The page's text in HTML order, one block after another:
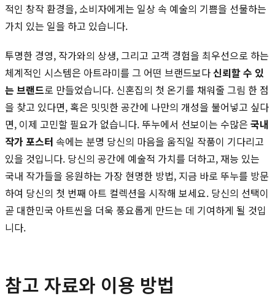
적인 창작 환경을, 소비자에게는 일상 속 예술의 기쁨을 선물하는
가치 있는 일을 하고 있습니다.
투명한 경영, 작가와의 상생, 그리고 고객 경험을 최우선으로 하는
체계적인 시스템은 아트라미를 그 어떤 브랜드보다신뢰할 수 있
는 브랜드로 만들었습니다. 신혼집의 첫 온기를 채워줄 그림 한 점
을 찾고 있다면, 혹은 밋밋한 공간에 나만의 개성을 불어넣고 싶다
면, 이제 고민할 필요가 없습니다. 뚜누에서 선보이는 수많은 국내
작가 포스터 속에는 분명 당신의 마음을 움직일 작품이 기다리고
있을 것입니다. 당신의 공간에 예술적 가치를 더하고, 재능 있는
국내 작가들을 응원하는 가장 현명한 방법, 지금 바로 뚜누를 방문
하여 당신의 첫 번째 아트 컬렉션을 시작해 보세요. 당신의 선택이
곧 대한민국 아트씬을 더욱 풍요롭게 만드는 데 기여하게 될 것입
니다.
참고 자료와 이용 방법